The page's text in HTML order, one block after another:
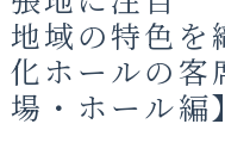
地域の特色を
化ホールの客
場・ホール編】